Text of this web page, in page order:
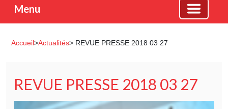
Menu
Accueil>Actualités> REVUE PRESSE 2018 03 27
REVUE PRESSE 2018 03 27